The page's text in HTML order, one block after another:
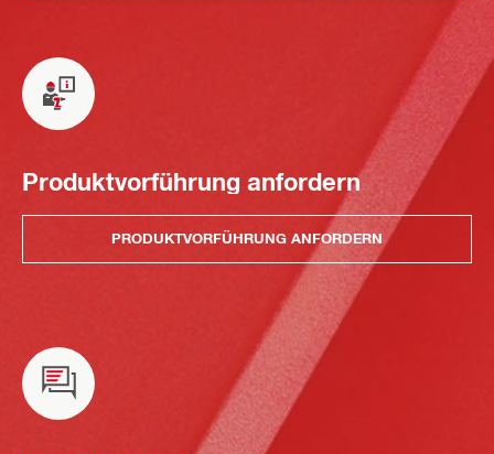
Produktvorführung anfordern
PRODUKTVORFÜHRUNG ANFORDERN